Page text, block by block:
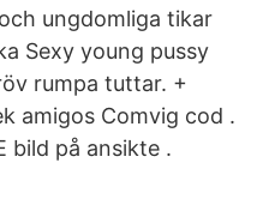
ungdomliga tikar
Sexy young pussy
rumpa tuttar. +
amigos Comvig cod .
bild på ansikte .